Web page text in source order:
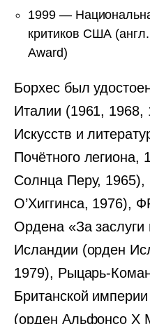
1999 —
критиков США
Award)
Борхес был
Италии (1961,
Искусств и
Почётного легиона,
Солнца Перу,
О’Хиггинса, 1976),
Ордена «За
Исландии (орден
1979), Рыцарь-
Британской
(орден Альфонсо X